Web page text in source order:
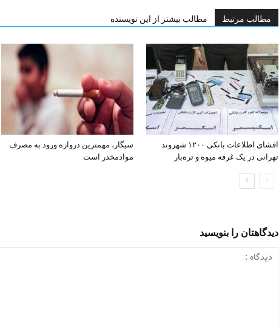
مطالب مرتبط مطالب بیشتر از این نویسنده
سیگار، مهمترین دروازه ورود به مصرف
موادمخدر است
افشای اطلاعات بانکی ۱۲۰۰ شهروند
تهرانی در یک غرفه میوه و تره‌بار
دیدگاهتان را بنویسید